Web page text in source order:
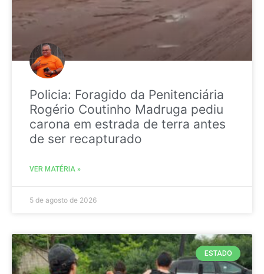
Policia: Foragido da Penitenciária
Rogério Coutinho Madruga pediu
carona em estrada de terra antes
de ser recapturado
VER MATÉRIA »
5 de agosto de 2026
ESTADO